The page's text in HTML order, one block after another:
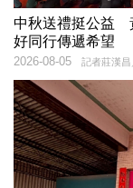
中秋送禮挺公益
好同行傳遞希望
記者莊漢
2026-08-05